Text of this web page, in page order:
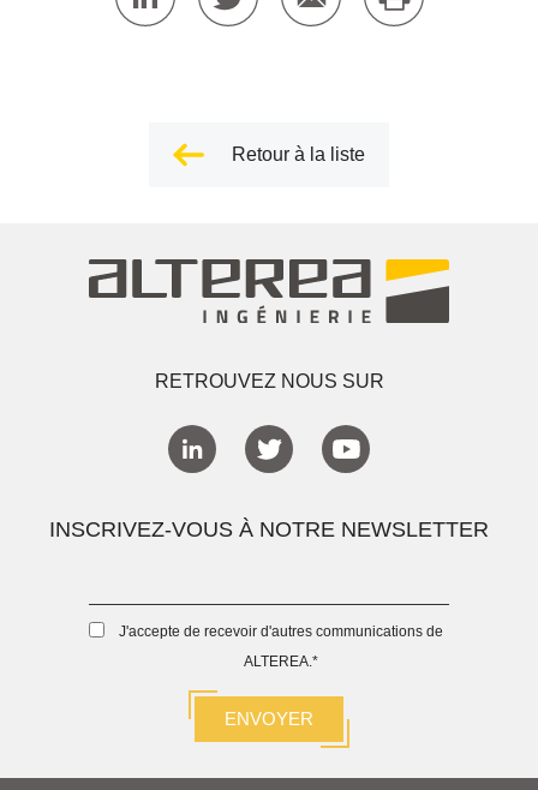
Retour à la liste
RETROUVEZ NOUS SUR
INSCRIVEZ-VOUS À NOTRE NEWSLETTER
J'accepte de recevoir d'autres communications de
ALTEREA. *